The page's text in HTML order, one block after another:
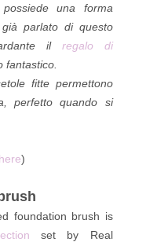
una forma
parlato di questo
il regalo di
fantastico.
fitte permettono
perfetto quando si
)
foundation brush is
set by Real